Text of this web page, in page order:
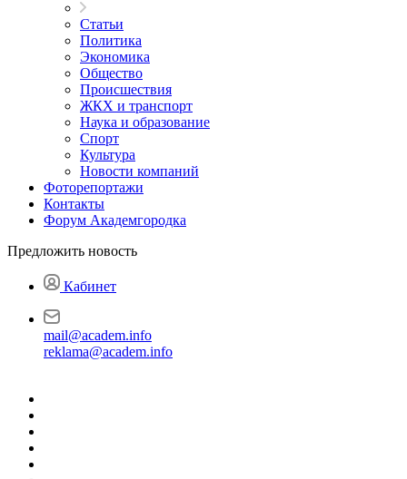
Статьи
Политика
Экономика
Общество
Происшествия
ЖКХ и транспорт
Наука и образование
Спорт
Культура
Новости компаний
Фоторепортажи
Контакты
Форум Академгородка
Предложить новость
Кабинет
mail@academ.info
reklama@academ.info